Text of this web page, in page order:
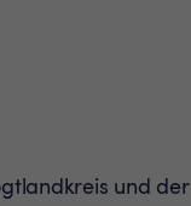
und der